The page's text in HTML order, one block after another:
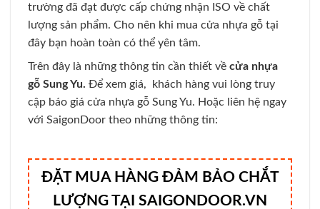
trường đã đạt được cấp chứng nhận ISO về chất
lượng sản phẩm. Cho nên khi mua cửa nhựa gỗ tại
đây bạn hoàn toàn có thể yên tâm.
Trên đây là những thông tin cần thiết về cửa nhựa
gỗ Sung Yu. Để xem giá, khách hàng vui lòng truy
cập báo giá cửa nhựa gỗ Sung Yu. Hoặc liên hệ ngay
với SaigonDoor theo những thông tin:
ĐẶT MUA HÀNG ĐẢM BẢO CHẮT
LƯỢNG TẠI SAIGONDOOR.VN